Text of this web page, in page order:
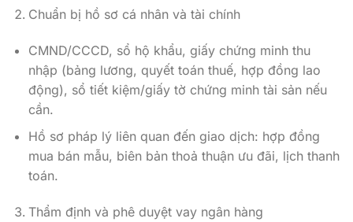
Chuẩn bị hồ sơ cá nhân và tài chính
CMND/CCCD, sổ hộ khẩu, giấy chứng minh thu
nhập (bảng lương, quyết toán thuế, hợp đồng lao
động), sổ tiết kiệm/giấy tờ chứng minh tài sản nếu
cần.
Hồ sơ pháp lý liên quan đến giao dịch: hợp đồng
mua bán mẫu, biên bản thoả thuận ưu đãi, lịch thanh
toán.
Thẩm định và phê duyệt vay ngân hàng